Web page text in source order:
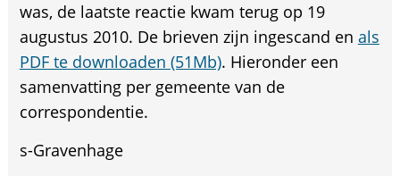
was, de laatste reactie kwam terug op 19
augustus 2010. De brieven zijn ingescand en als
PDF te downloaden (51Mb). Hieronder een
samenvatting per gemeente van de
correspondentie.
s-Gravenhage